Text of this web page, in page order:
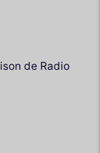
de Radio